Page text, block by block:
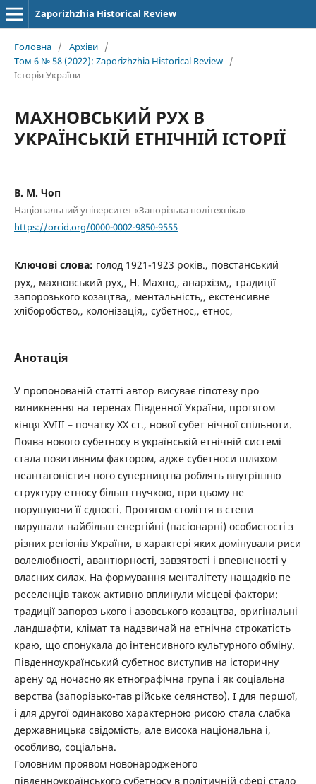
Zaporizhzhia Historical Review
Головна / Архіви /
Том 6 № 58 (2022): Zaporizhzhia Historical Review /
Історія України
МАХНОВСЬКИЙ РУХ В
УКРАЇНСЬКІЙ ЕТНІЧНІЙ ІСТОРІЇ
В. М. Чоп
Національний університет «Запорізька політехніка»
https://orcid.org/0000-0002-9850-9555
Ключові слова: голод 1921-1923 років., повстанський
рух,, махновський рух,, Н. Махно,, анархізм,, традиції
запорозького козацтва,, ментальність,, екстенсивне
хліборобство,, колонізація,, субетнос,, етнос,
Анотація
У пропонованій статті автор висуває гіпотезу про
виникнення на теренах Південної України, протягом
кінця ХVІII – початку ХХ ст., нової субет нічної спільноти.
Поява нового субетносу в українській етнічній системі
стала позитивним фактором, адже субетноси шляхом
неантагоністич ного суперництва роблять внутрішню
структуру етносу більш гнучкою, при цьому не
порушуючи її єдності. Протягом століття в степи
вирушали найбільш енергійні (пасіонарні) особистості з
різних регіонів України, в характері яких домінували риси
волелюбності, авантюрності, завзятості і впевненості у
власних силах. На формування менталітету нащадків пе
реселенців також активно вплинули місцеві фактори:
традиції запороз ького і азовського козацтва, оригінальні
ландшафти, клімат та надзвичай на етнічна строкатість
краю, що спонукала до інтенсивного культурного обміну.
Південноукраїнський субетнос виступив на історичну
арену од ночасно як етнографічна група і як соціальна
верства (запорізько-тав рійське селянство). І для першої,
і для другої одинаково характерною рисою стала слабка
державницька свідомість, але висока національна і,
особливо, соціальна.
Головним проявом новонародженого
південноукраїнського субетносу в політичній сфері стало